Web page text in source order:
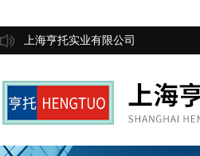
上海亨托实业有限公司